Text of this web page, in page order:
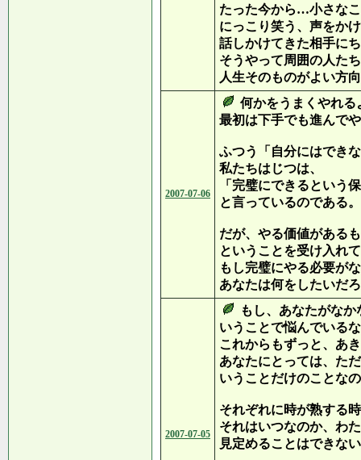
たった今から…小さな
にっこり笑う、声をか
話しかけてきた相手に
そうやって周囲の人た
人生そのものがよい方
2007-07-06
何かをうまくやれる
最初は下手でも進んで
ふつう「自分にはでき
私たちはじつは、
「完璧にできるという
と言っているのである
だが、やる価値がある
ということを受け入れ
もし完璧にやる必要が
あなたは何をしたいだ
2007-07-05
もし、あなたがな
いうことで悩んでいる
これからもずっと、あ
あなたにとっては、た
いうことだけのことな
それぞれに時が熟する
それはいつなのか、わ
見定めることはできな